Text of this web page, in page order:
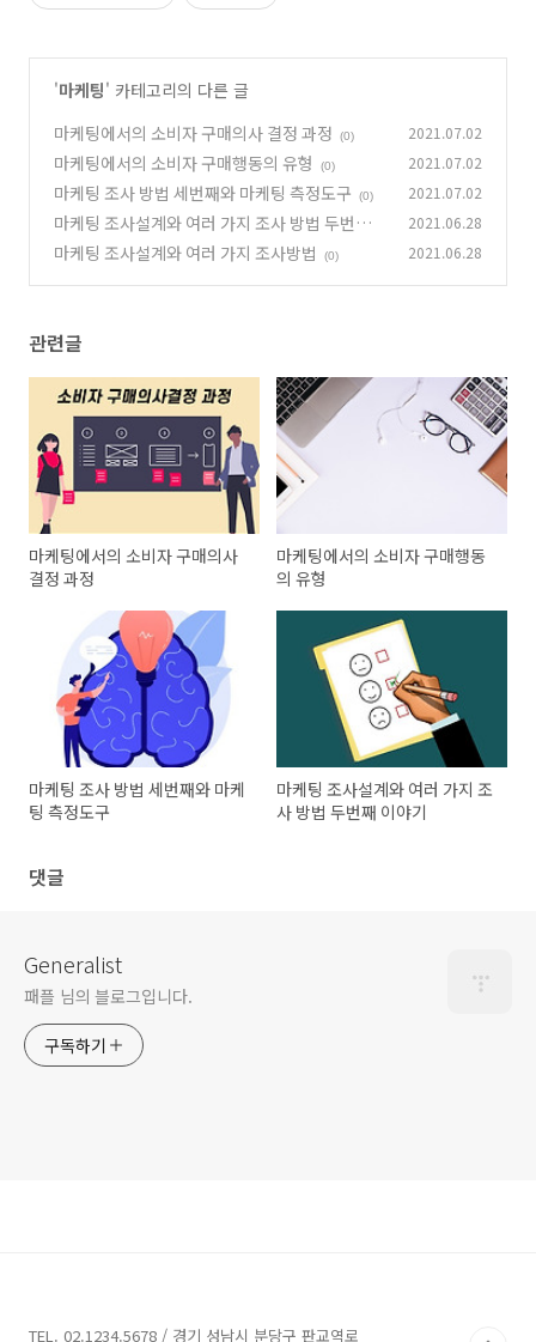
'마케팅' 카테고리의 다른 글
마케팅에서의 소비자 구매의사 결정 과정
(0) 2021.07.02
마케팅에서의 소비자 구매행동의 유형 (0) 2021.07.02
마케팅 조사 방법 세번째와 마케팅 측정도구 (0) 2021.07.02
마케팅 조사설계와 여러 가지 조사 방법 두번째
이야기
(0)
2021.06.28
마케팅 조사설계와 여러 가지 조사방법 (0) 2021.06.28
관련글
마케팅에서의 소비자 구매의사
결정 과정
마케팅에서의 소비자 구매행동
의 유형
마케팅 조사 방법 세번째와 마케
팅 측정도구
마케팅 조사설계와 여러 가지 조
사 방법 두번째 이야기
댓글
Generalist
패플 님의 블로그입니다.
구독하기
TEL. 02.1234.5678 / 경기 성남시 분당구 판교역로